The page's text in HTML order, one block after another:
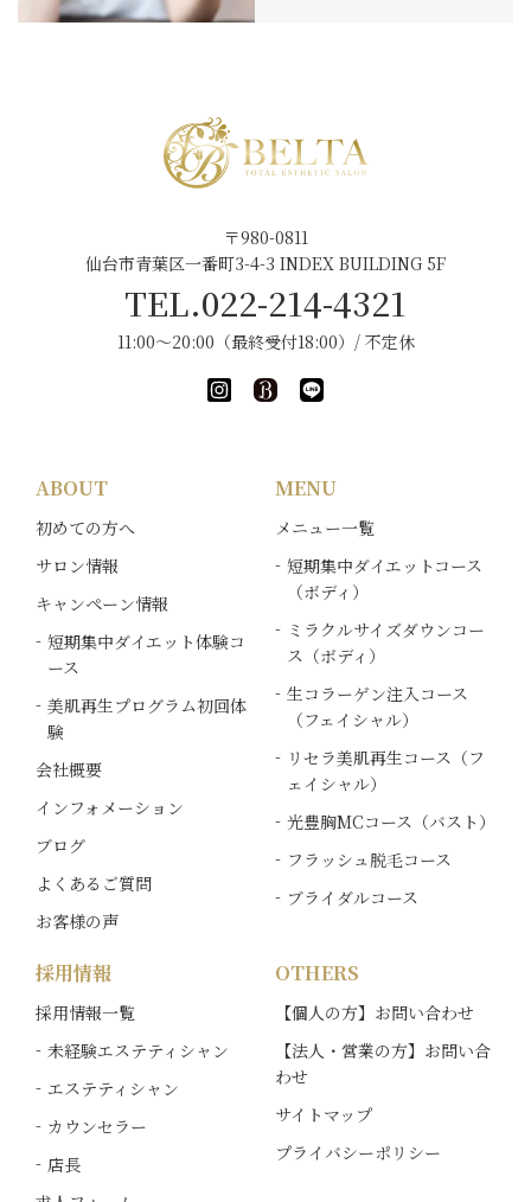
〒980-0811
仙台市青葉区一番町3-4-3 INDEX BUILDING 5F
TEL.022-214-4321
11:00～20:00（最終受付18:00）/ 不定休
ABOUT
初めての方へ
サロン情報
キャンペーン情報
短期集中ダイエット体験コ
ース
美肌再生プログラム初回体
験
会社概要
インフォメーション
ブログ
よくあるご質問
お客様の声
MENU
メニュー一覧
短期集中ダイエットコース
（ボディ）
ミラクルサイズダウンコー
ス（ボディ）
生コラーゲン注入コース
（フェイシャル）
リセラ美肌再生コース（フ
ェイシャル）
光豊胸MCコース（バスト）
フラッシュ脱毛コース
ブライダルコース
採用情報
採用情報一覧
未経験エステティシャン
エステティシャン
カウンセラー
店長
OTHERS
【個人の方】お問い合わせ
【法人・営業の方】お問い合
わせ
サイトマップ
プライバシーポリシー